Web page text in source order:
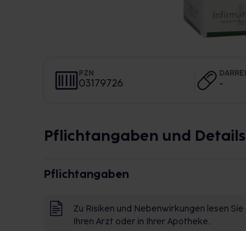
PZN
03179726 -
Pflichtangaben und Details
Pflichtangaben
Zu Risiken und Nebenwirkungen lesen
Ihren Arzt oder in Ihrer Apotheke.